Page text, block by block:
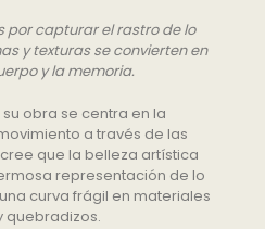
capturar el rastro de lo
y texturas se convierten en
y la memoria.
obra se centra en la
a través de las
que la belleza artística
representación de lo
curva frágil en materiales
quebradizos.